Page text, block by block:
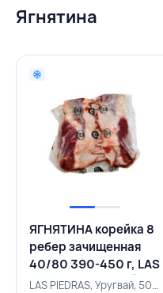
Ягнятина
ЯГНЯТИНА корейка 8
ребер зачищенная
40/80 390-450 г, LAS
PIEDRAS, УРУГВАЙ
LAS PIEDRAS, Уругвай, 500000274